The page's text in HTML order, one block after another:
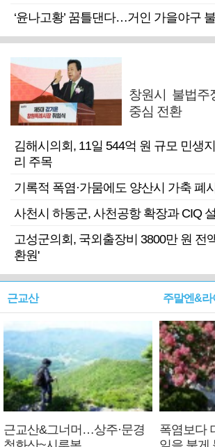
‘윤나고황’ 꿈틀댄다…거인 가을야구
창원시 불법
중심 전환
김해시의회, 11일 544억 원 규모 민생
리 주목
기록적 폭염·가뭄에도 양산시 가축 폐
사천시 하동군, 사천공항 확장과 CIQ
고성군의회, 국외출장비 3800만 원 전
환원'
근교산
근교산&그너머…상주·문경
주말엔&라
폭염보다